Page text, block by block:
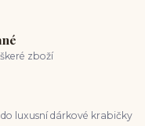
zboží
luxusní dárkové krabičky